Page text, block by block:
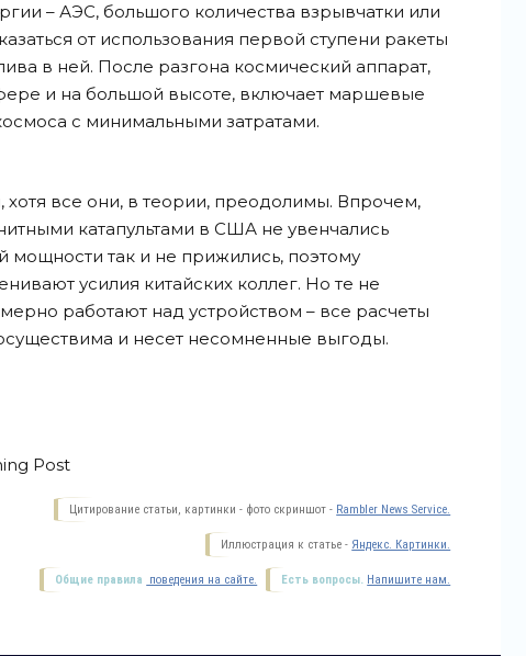
– АЭС, большого количества взрывчатки или
от использования первой ступени ракеты
в ней. После разгона космический аппарат,
и на большой высоте, включает маршевые
с минимальными затратами.
хотя все они, в теории, преодолимы. Впрочем,
катапультами в США не увенчались
мощности так и не прижились, поэтому
усилия китайских коллег. Но те не
работают над устройством – все расчеты
и несет несомненные выгоды.
Post
Цитирование статьи, картинки - фото скриншот - Rambler News Service.
Иллюстрация к статье - Яндекс. Картинки.
Есть вопросы. Напишите нам.
Общие правила поведения на сайте.